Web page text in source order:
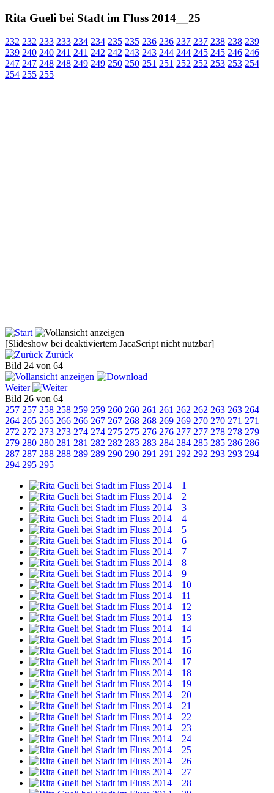
Rita Gueli bei Stadt im Fluss 2014__25
232 232 233 233 234 234 235 235 236 236 237 237 238 238 239
239 240 240 241 241 242 242 243 243 244 244 245 245 246 246
247 247 248 248 249 249 250 250 251 251 252 252 253 253 254
254 255 255
[Slideshow bei deaktiviertem JacaScript nicht nutzbar]
Zurück
Bild 24 von 64
Weiter
Bild 26 von 64
257 257 258 258 259 259 260 260 261 261 262 262 263 263 264
264 265 265 266 266 267 267 268 268 269 269 270 270 271 271
272 272 273 273 274 274 275 275 276 276 277 277 278 278 279
279 280 280 281 281 282 282 283 283 284 284 285 285 286 286
287 287 288 288 289 289 290 290 291 291 292 292 293 293 294
294 295 295